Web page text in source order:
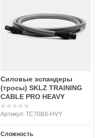
Силовые эспандеры
(тросы) SKLZ TRAINING
CABLE PRO HEAVY
Артикул:TC70BX-HVY
Сложность